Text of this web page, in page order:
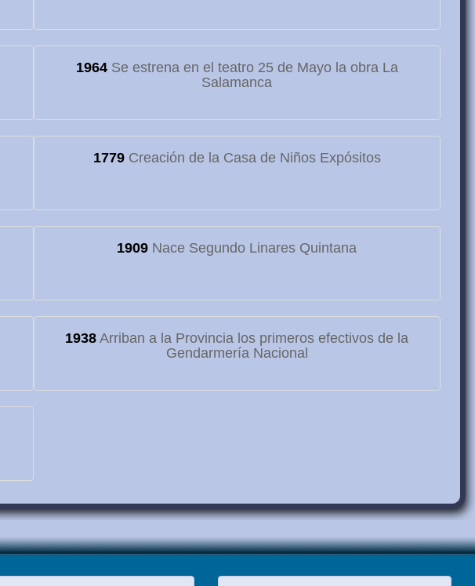
1964Se estrena en el teatro 25 de Mayo la obra La
Salamanca
1779Creación de la Casa de Niños Expósitos
1909 Nace Segundo Linares Quintana
1938 Arriban a la Provincia los primeros efectivos de la
Gendarmería Nacional